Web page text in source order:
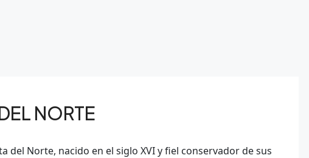
NORTE
del Norte, nacido en el siglo XVI y fiel conservador de sus